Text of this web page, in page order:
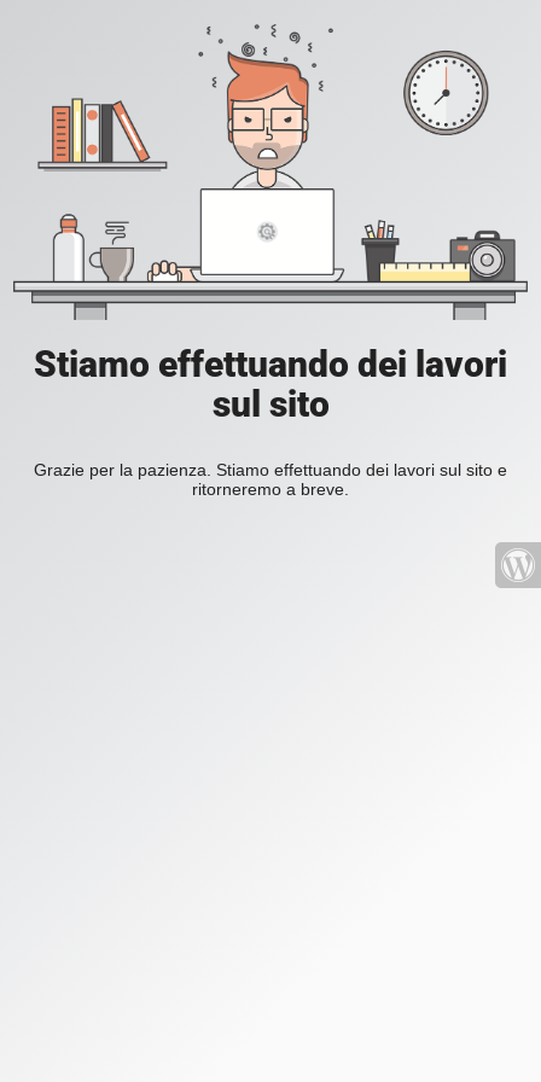
Stiamo effettuando dei lavori
sul sito
Grazie per la pazienza. Stiamo effettuando dei lavori sul sito e
ritorneremo a breve.